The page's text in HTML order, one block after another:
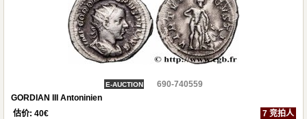
E-AUCTION
690-740559
GORDIAN III Antoninien
估价: 40€ 7 竞拍人